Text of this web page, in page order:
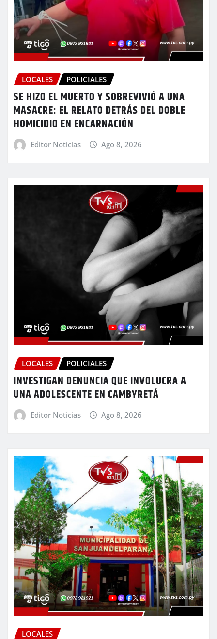
LOCALES POLICIALES
SE HIZO EL MUERTO Y SOBREVIVIÓ A UNA
MASACRE: EL RELATO DETRÁS DEL DOBLE
HOMICIDIO EN ENCARNACIÓN
Editor Noticias Ago 8, 2026
LOCALES POLICIALES
INVESTIGAN DENUNCIA QUE INVOLUCRA A
UNA ADOLESCENTE EN CAMBYRETÁ
Editor Noticias Ago 8, 2026
LOCALES